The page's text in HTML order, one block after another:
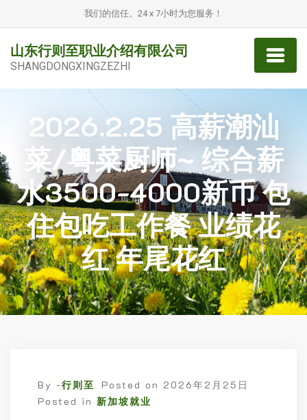
我们的信任。24 x 7小时为您服务！
山东行则至职业介绍有限公司
SHANGDONGXINGZEZHI
2026.2.25 高薪潮汕
菜/粤菜厨师~ 综合薪
水3500-4000新币 包
住包吃工作餐 业绩花
红 年尾花红
By -行则至 Posted on 2026年2月25日
Posted in 新加坡就业